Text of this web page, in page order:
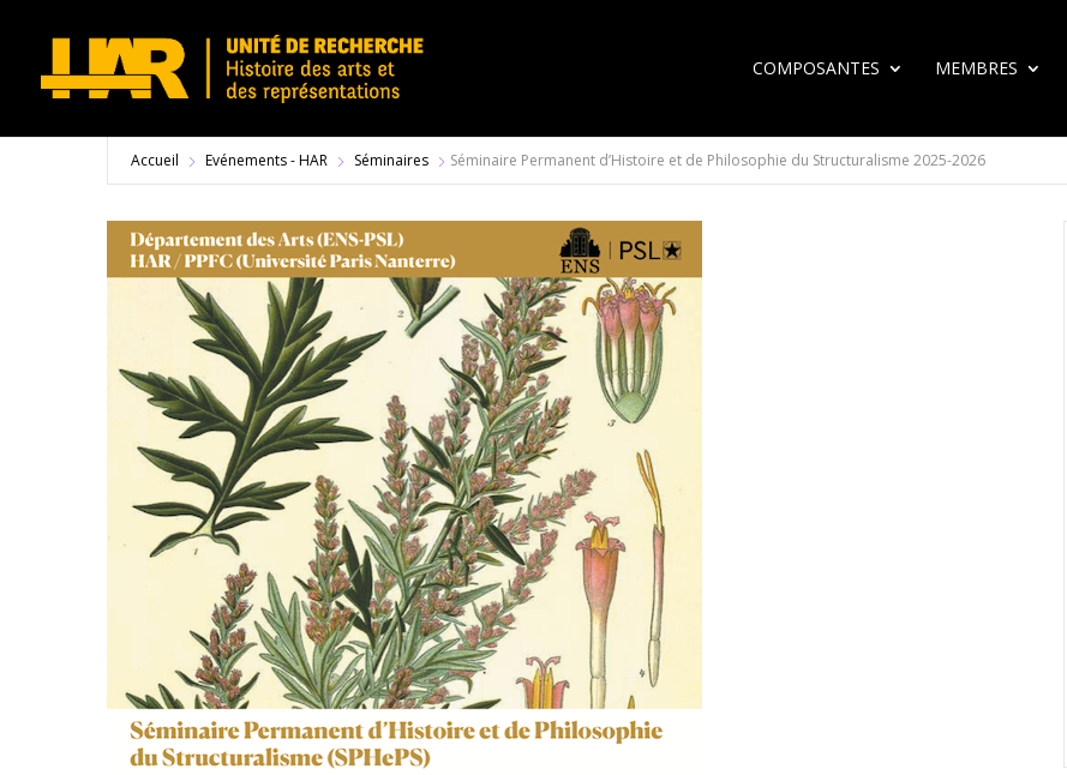
COMPOSANTES MEMBRES
Accueil Evénements - HAR Séminaires Séminaire Permanent d’Histoire et de Philosophie du Structuralisme 2025-2026